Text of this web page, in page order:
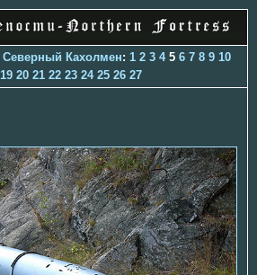
Северный Кахолмен: 1 2 3 45 6 7 8 9 10
19 20 21 22 23 24 25 26 27